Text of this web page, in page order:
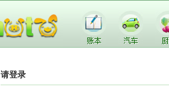
请登录